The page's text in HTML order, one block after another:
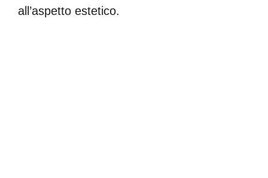
all’aspetto estetico.